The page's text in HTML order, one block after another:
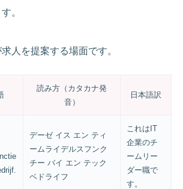
。
人を提案する場面です。
読み方（カタカナ発
音）
日本語訳
デーゼ イス エン ティ
ームライデルスフンク
チー バイ エン テック
ベドライフ
これはIT
企業のチ
ームリー
ダー職で
す。